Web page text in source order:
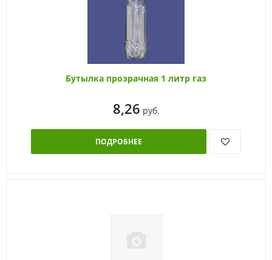
Бутылка прозрачная 1 литр газ
8,26 руб.
ПОДРОБНЕЕ